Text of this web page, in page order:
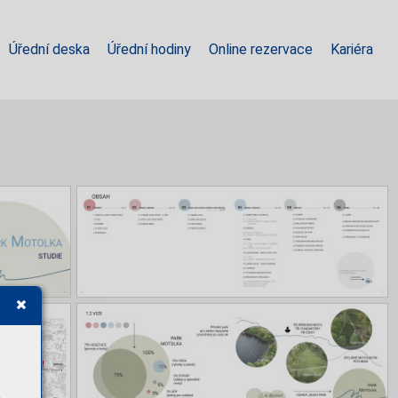
Úřední deska Úřední hodiny Online rezervace Kariéra